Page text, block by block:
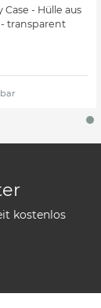
Case - Hülle aus
- transparent
kostenlos